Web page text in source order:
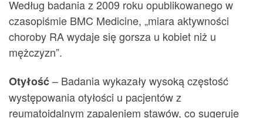
Według badania z 2009 roku opublikowanego w
czasopiśmie BMC Medicine, „miara aktywności
choroby RA wydaje się gorsza u kobiet niż u
mężczyzn”.
Otyłość– Badania wykazały wysoką częstość
występowania otyłości u pacjentów z
reumatoidalnym zapaleniem stawów, co sugeruje